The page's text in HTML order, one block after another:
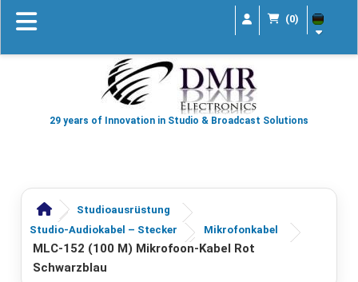
(0)
29 years of Innovation in Studio & Broadcast Solutions
Studioausrüstung
Studio-Audiokabel – Stecker
Mikrofonkabel
MLC-152 (100 M) Mikrofoon-Kabel Rot
Schwarzblau